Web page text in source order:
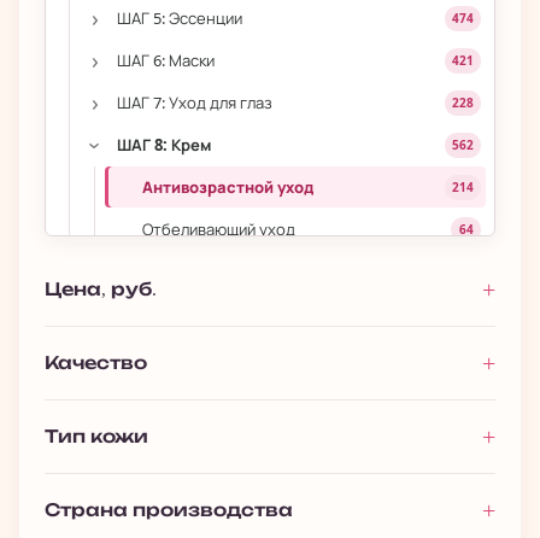
› ШАГ 5: Эссенции 474
› ШАГ 6: Маски 421
› ШАГ 7: Уход для глаз 228
› ШАГ 8: Крем 562
Антивозрастной уход 214
Отбеливающий уход 64
› ШАГ 9: Дневные/ночные маски
Для губ
› Уход за телом
Цена, руб.
Качество
Тип кожи
Страна производства